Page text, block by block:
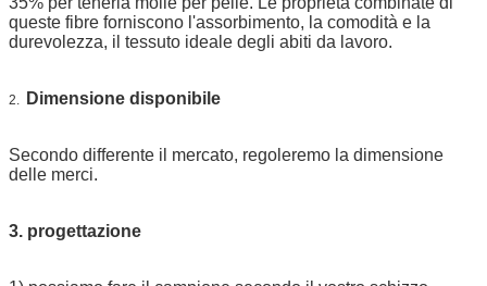
queste fibre forniscono l'assorbimento, la comodità e la
durevolezza, il tessuto ideale degli abiti da lavoro.
2. Dimensione disponibile
Secondo differente il mercato, regoleremo la dimensione
delle merci.
3. progettazione